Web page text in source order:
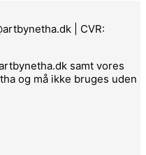
| CVR:
samt vores
og må ikke bruges uden